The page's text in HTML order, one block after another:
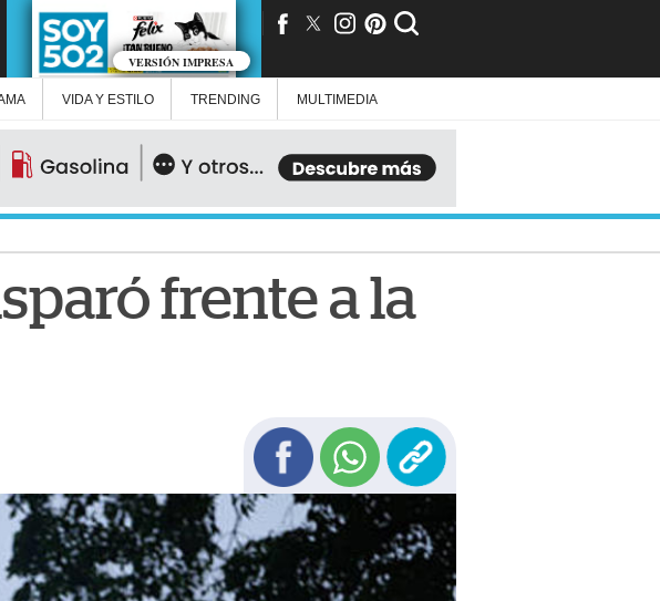
VERSIÓN IMPRESA
VIDA Y ESTILO TRENDING MULTIMEDIA
frente a la